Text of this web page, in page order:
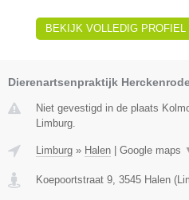
BEKIJK VOLLEDIG PROFIEL
Dierenartsenpraktijk
Niet gevestigd in de plaats
Limburg.
Limburg » Halen Google maps
Koepoortstraat 9, 3545 Halen (